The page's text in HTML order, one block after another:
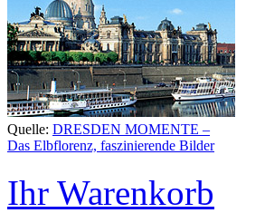
Quelle: DRESDEN MOMENTE –
Das Elbflorenz, faszinierende Bilder
Ihr Warenkorb